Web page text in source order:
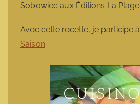
Sobowiec aux Éditions La Plage
Avec cette recette, je participe à
Saison.